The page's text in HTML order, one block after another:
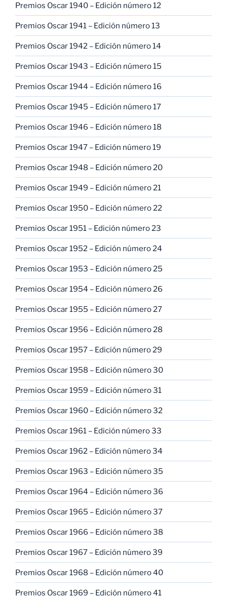
Premios Oscar 1940 – Edición número 12
Premios Oscar 1941 – Edición número 13
Premios Oscar 1942 – Edición número 14
Premios Oscar 1943 – Edición número 15
Premios Oscar 1944 – Edición número 16
Premios Oscar 1945 – Edición número 17
Premios Oscar 1946 – Edición número 18
Premios Oscar 1947 – Edición número 19
Premios Oscar 1948 – Edición número 20
Premios Oscar 1949 – Edición número 21
Premios Oscar 1950 – Edición número 22
Premios Oscar 1951 – Edición número 23
Premios Oscar 1952 – Edición número 24
Premios Oscar 1953 – Edición número 25
Premios Oscar 1954 – Edición número 26
Premios Oscar 1955 – Edición número 27
Premios Oscar 1956 – Edición número 28
Premios Oscar 1957 – Edición número 29
Premios Oscar 1958 – Edición número 30
Premios Oscar 1959 – Edición número 31
Premios Oscar 1960 – Edición número 32
Premios Oscar 1961 – Edición número 33
Premios Oscar 1962 – Edición número 34
Premios Oscar 1963 – Edición número 35
Premios Oscar 1964 – Edición número 36
Premios Oscar 1965 – Edición número 37
Premios Oscar 1966 – Edición número 38
Premios Oscar 1967 – Edición número 39
Premios Oscar 1968 – Edición número 40
Premios Oscar 1969 – Edición número 41